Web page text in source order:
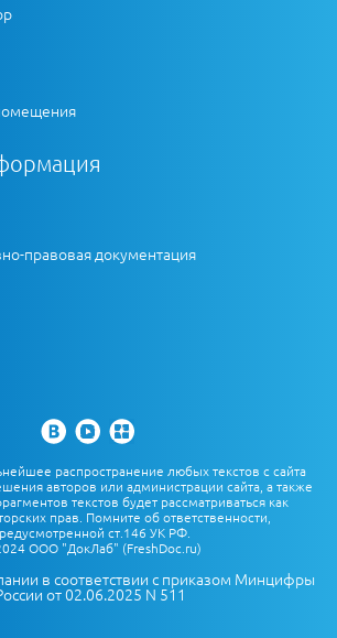
правовая документация
распространение любых текстов с сайта
авторов или администрации сайта, а также
текстов будет рассматриваться как
прав. Помните об ответственности,
ст.146 УК РФ.
ООО "ДокЛаб" (FreshDoc.ru)
в соответствии с приказом Минцифры
от 02.06.2025 N 511